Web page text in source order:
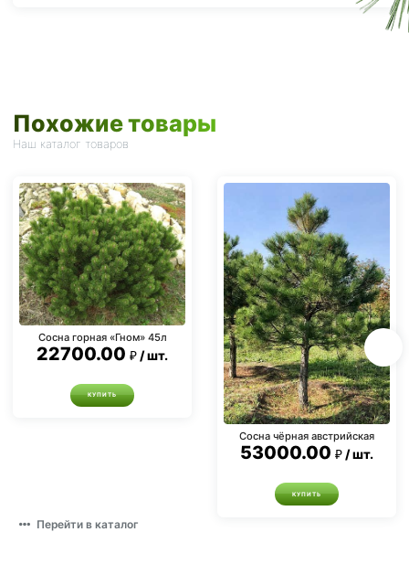
Похожие товары
Наш каталог товаров
Сосна горная «Гном» 45л
22700.00 шт.
КУПИТЬ
Сосна чёрная австрийская
53000.00 шт.
КУПИТЬ
Перейти в каталог